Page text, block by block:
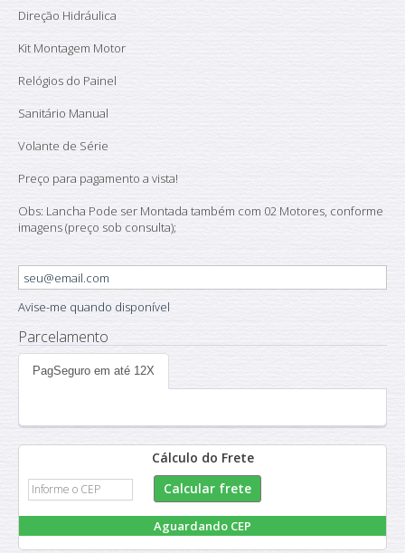
Direção Hidráulica
Kit Montagem Motor
Relógios do Painel
Sanitário Manual
Volante de Série
Preço para pagamento a vista!
Obs: Lancha Pode ser Montada também com 02 Motores, conforme
imagens (preço sob consulta);
Avise-me quando disponível
Parcelamento
PagSeguro em até 12X
Cálculo do Frete
Aguardando CEP